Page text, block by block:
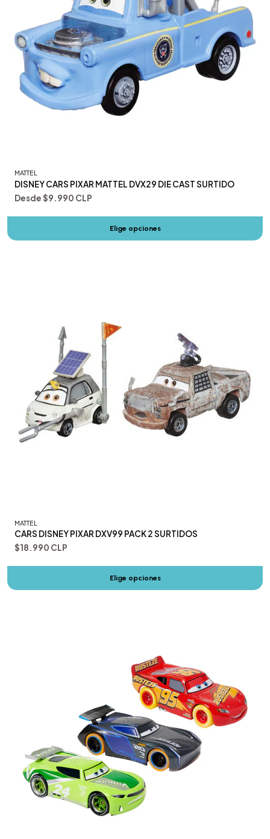
MATTEL
DISNEY CARS PIXAR MATTEL DVX29 DIE CAST SURTIDO
Desde$9.990 CLP
Elige opciones
MATTEL
CARS DISNEY PIXAR DXV99 PACK 2 SURTIDOS
$18.990 CLP
Elige opciones